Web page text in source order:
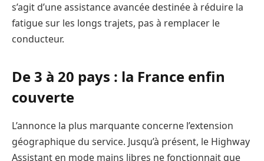
s’agit d’une assistance avancée destinée à réduire la
fatigue sur les longs trajets, pas à remplacer le
conducteur.
De 3 à 20 pays : la France enfin
couverte
L’annonce la plus marquante concerne l’extension
géographique du service. Jusqu’à présent, le Highway
Assistant en mode mains libres ne fonctionnait que